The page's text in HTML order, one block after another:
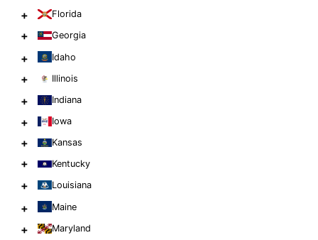
+ Florida
+ Georgia
+ Idaho
+ Illinois
+ Indiana
+ Iowa
+ Kansas
+ Kentucky
+ Louisiana
+ Maine
+ Maryland